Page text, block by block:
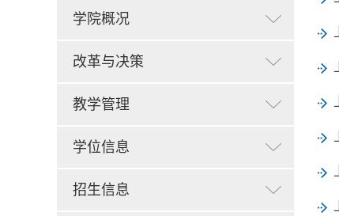
学院概况
改革与决策
教学管理
学位信息
招生信息